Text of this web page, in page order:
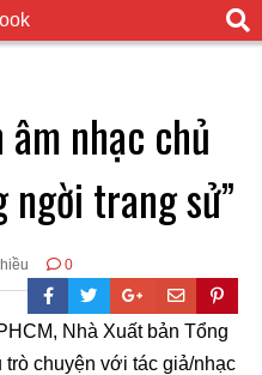
nhạc chủ
ngời trang sử”
0
Nhà Xuất bản Tổng
chuyện với tác giả/nhạc